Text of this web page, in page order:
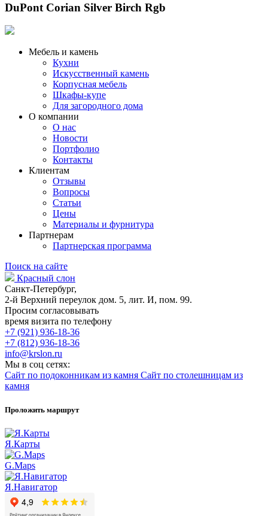
DuPont Corian Silver Birch Rgb
Мебель и камень
Кухни
Искусственный камень
Корпусная мебель
Шкафы-купе
Для загородного дома
О компании
О нас
Новости
Портфолио
Контакты
Клиентам
Отзывы
Вопросы
Статьи
Цены
Материалы и фурнитура
Партнерам
Партнерская программа
Поиск на сайте
Красный слон
Санкт-Петербург,
2-й Верхний переулок дом. 5, лит. И, пом. 99.
Просим согласовывать
время визита по телефону
+7 (921) 936-18-36
+7 (812) 936-18-36
info@krslon.ru
Мы в соц сетях:
Сайт по подоконникам из камня Сайт по столешницам из
камня
Проложить маршрут
Я.Карты
G.Maps
Я.Навигатор